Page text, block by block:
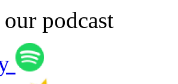
podcast